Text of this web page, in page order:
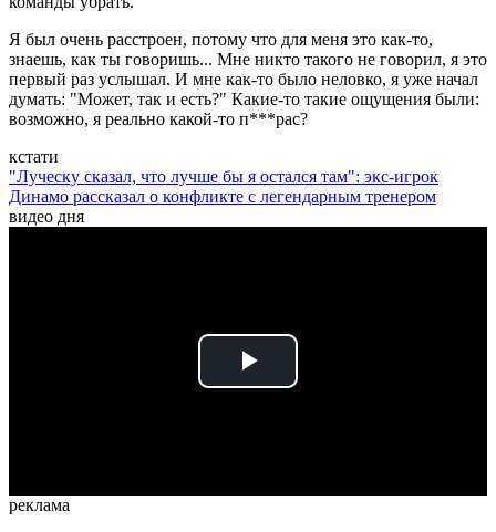
Я был очень расстроен, потому что для меня это как-то,
знаешь, как ты говоришь... Мне никто такого не говорил, я это
первый раз услышал. И мне как-то было неловко, я уже начал
думать: "Может, так и есть?" Какие-то такие ощущения были:
возможно, я реально какой-то п***рас?
кстати
"Луческу сказал, что лучше бы я остался там": экс-игрок
Динамо рассказал о конфликте с легендарным тренером
видео дня
Play
реклама